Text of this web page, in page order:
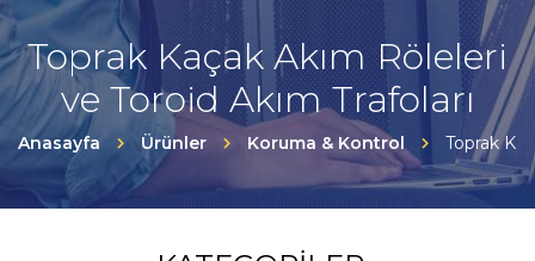
Toprak Kaçak Akım Röleleri
ve Toroid Akım Trafoları
Anasayfa Ürünler Koruma & Kontrol Toprak